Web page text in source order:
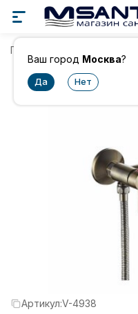
Ваш город Москва?
Главная
Артикул:V-4938